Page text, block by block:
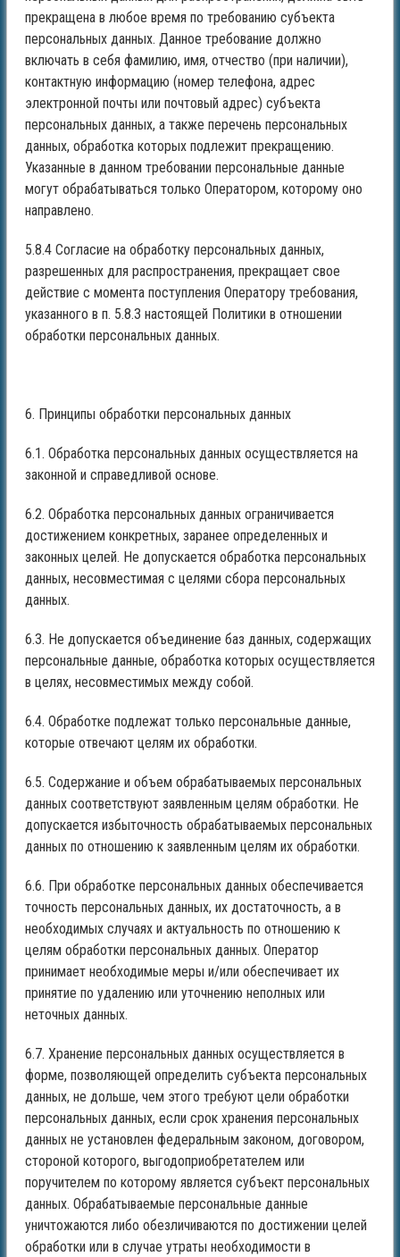
прекращена в любое время по требованию субъекта
персональных данных. Данное требование должно
включать в себя фамилию, имя, отчество (при наличии),
контактную информацию (номер телефона, адрес
электронной почты или почтовый адрес) субъекта
персональных данных, а также перечень персональных
данных, обработка которых подлежит прекращению.
Указанные в данном требовании персональные данные
могут обрабатываться только Оператором, которому оно
направлено.
5.8.4 Согласие на обработку персональных данных,
разрешенных для распространения, прекращает свое
действие с момента поступления Оператору требования,
указанного в п. 5.8.3 настоящей Политики в отношении
обработки персональных данных.
6. Принципы обработки персональных данных
6.1. Обработка персональных данных осуществляется на
законной и справедливой основе.
6.2. Обработка персональных данных ограничивается
достижением конкретных, заранее определенных и
законных целей. Не допускается обработка персональных
данных, несовместимая с целями сбора персональных
данных.
6.3. Не допускается объединение баз данных, содержащих
персональные данные, обработка которых осуществляется
в целях, несовместимых между собой.
6.4. Обработке подлежат только персональные данные,
которые отвечают целям их обработки.
6.5. Содержание и объем обрабатываемых персональных
данных соответствуют заявленным целям обработки. Не
допускается избыточность обрабатываемых персональных
данных по отношению к заявленным целям их обработки.
6.6. При обработке персональных данных обеспечивается
точность персональных данных, их достаточность, а в
необходимых случаях и актуальность по отношению к
целям обработки персональных данных. Оператор
принимает необходимые меры и/или обеспечивает их
принятие по удалению или уточнению неполных или
неточных данных.
6.7. Хранение персональных данных осуществляется в
форме, позволяющей определить субъекта персональных
данных, не дольше, чем этого требуют цели обработки
персональных данных, если срок хранения персональных
данных не установлен федеральным законом, договором,
стороной которого, выгодоприобретателем или
поручителем по которому является субъект персональных
данных. Обрабатываемые персональные данные
уничтожаются либо обезличиваются по достижении целей
обработки или в случае утраты необходимости в